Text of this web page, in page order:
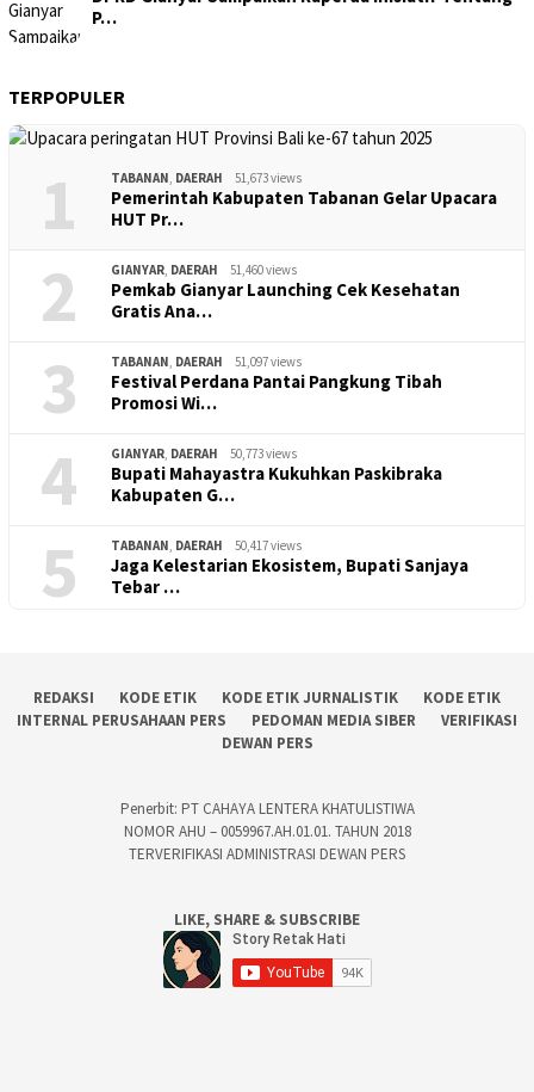
P…
TERPOPULER
1 TABANAN, DAERAH 51,673 views
Pemerintah Kabupaten Tabanan Gelar Upacara
HUT Pr…
2 GIANYAR, DAERAH 51,460 views
Pemkab Gianyar Launching Cek Kesehatan
Gratis Ana…
3 TABANAN, DAERAH 51,097 views
Festival Perdana Pantai Pangkung Tibah
Promosi Wi…
4 GIANYAR, DAERAH 50,773 views
Bupati Mahayastra Kukuhkan Paskibraka
Kabupaten G…
5 TABANAN, DAERAH 50,417 views
Jaga Kelestarian Ekosistem, Bupati Sanjaya
Tebar …
REDAKSI KODE ETIK KODE ETIK JURNALISTIK
KODE ETIK
INTERNAL PERUSAHAAN PERS
PEDOMAN MEDIA SIBER
VERIFIKASI
DEWAN PERS
Penerbit: PT CAHAYA LENTERA KHATULISTIWA
NOMOR AHU – 0059967.AH.01.01. TAHUN 2018
TERVERIFIKASI ADMINISTRASI DEWAN PERS
LIKE, SHARE & SUBSCRIBE